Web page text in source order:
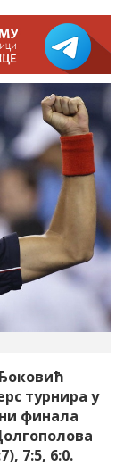
турнира у
финала
7:5, 6:0.